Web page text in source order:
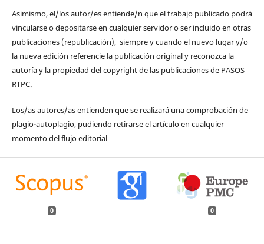
Asimismo, el/los autor/es entiende/n que el trabajo publicado podrá
vincularse o depositarse en cualquier servidor o ser incluido en otras
publicaciones (republicación), siempre y cuando el nuevo lugar y/o
la nueva edición referencie la publicación original y reconozca la
autoría y la propiedad del copyright de las publicaciones de PASOS
RTPC.
Los/as autores/as entienden que se realizará una comprobación de
plagio-autoplagio, pudiendo retirarse el artículo en cualquier
momento del flujo editorial
0 0